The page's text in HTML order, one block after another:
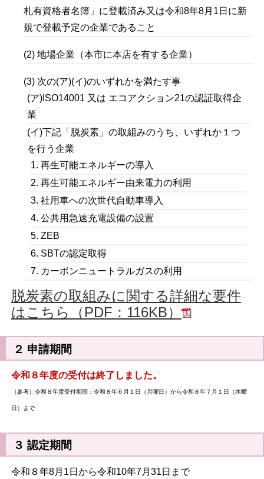
札有資格者名簿」に登載済み又は令和8年8月1日に新
規で登載予定の企業であること
(2) 地場企業（本市に本店を有する企業）
(3) 次の(ア)(イ)のいずれかを満たす事
(ア)ISO14001 又は エコアクション21の認証取得企
業
(イ)下記「脱炭素」の取組みのうち、いずれか１つ
を行う企業
1. 再生可能エネルギーの導入
2. 再生可能エネルギー由来電力の利用
3. 社用車への次世代自動車導入
4. 公共用急速充電設備の設置
5. ZEB
6. SBTの認定取得
7. カーボンニュートラルガスの利用
脱炭素の取組みに関する詳細な要件
はこちら（PDF：116KB）
２ 申請期間
令和８年度の受付は終了しました。
（参考）令和８年度受付期間：令和８年６月１日（月曜日）から令和８年７月１日（水曜
日）まで
３ 認定期間
令和８年8月1日から令和10年7月31日まで